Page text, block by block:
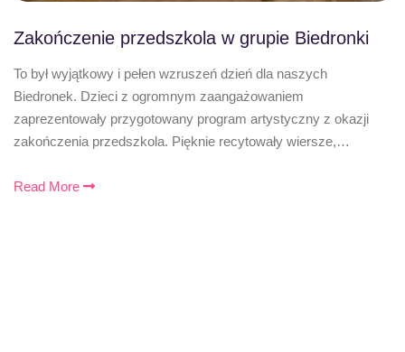
Zakończenie przedszkola w grupie Biedronki
To był wyjątkowy i pełen wzruszeń dzień dla naszych
Biedronek. Dzieci z ogromnym zaangażowaniem
zaprezentowały przygotowany program artystyczny z okazji
zakończenia przedszkola. Pięknie recytowały wiersze,…
Read More